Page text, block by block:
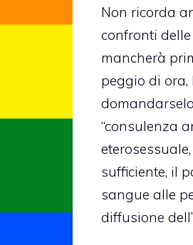
Non ricorda
confronti
mancherà
peggio di ora,
“consulenza
sufficiente, il
sangue alle
diffusione